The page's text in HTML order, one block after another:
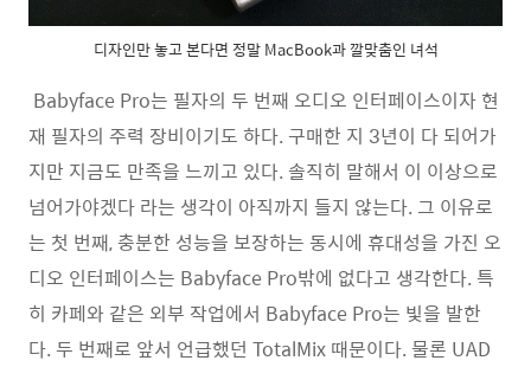
디자인만 놓고 본다면 정말 MacBook과 깔맞춤인 녀석
Babyface Pro는 필자의 두 번째 오디오 인터페이스이자 현
재 필자의 주력 장비이기도 하다. 구매한 지 3년이 다 되어가
지만 지금도 만족을 느끼고 있다. 솔직히 말해서 이 이상으로
넘어가야겠다 라는 생각이 아직까지 들지 않는다. 그 이유로
는 첫 번째, 충분한 성능을 보장하는 동시에 휴대성을 가진 오
디오 인터페이스는 Babyface Pro밖에 없다고 생각한다. 특
히 카페와 같은 외부 작업에서 Babyface Pro는 빛을 발한
다. 두 번째로 앞서 언급했던 TotalMix 때문이다. 물론 UAD